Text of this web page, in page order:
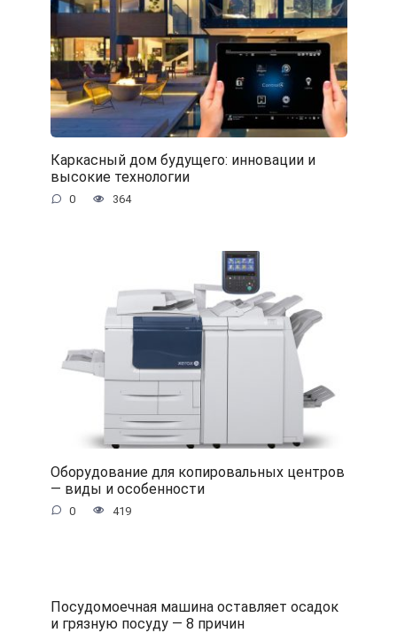
Каркасный дом будущего: инновации и
высокие технологии
0 364
Оборудование для копировальных центров
— виды и особенности
0 419
Посудомоечная машина оставляет осадок
и грязную посуду — 8 причин